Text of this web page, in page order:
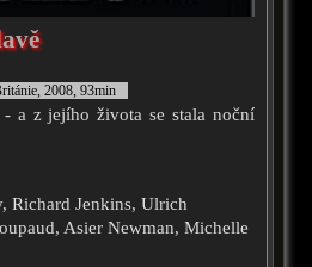
2008, 93min
a z jejího života se stala noční
Richard Jenkins, Ulrich
Asier Newman, Michelle